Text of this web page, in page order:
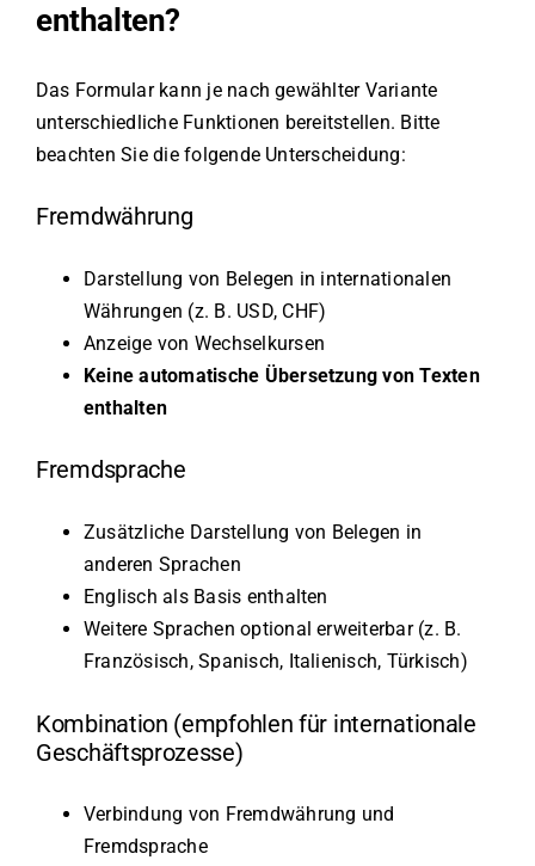
enthalten?
Das Formular kann je nach gewählter Variante
unterschiedliche Funktionen bereitstellen. Bitte
beachten Sie die folgende Unterscheidung:
Fremdwährung
Darstellung von Belegen in internationalen
Währungen (z. B. USD, CHF)
Anzeige von Wechselkursen
Keine automatische Übersetzung von Texten
enthalten
Fremdsprache
Zusätzliche Darstellung von Belegen in
anderen Sprachen
Englisch als Basis enthalten
Weitere Sprachen optional erweiterbar (z. B.
Französisch, Spanisch, Italienisch, Türkisch)
Kombination (empfohlen für internationale
Geschäftsprozesse)
Verbindung von Fremdwährung und
Fremdsprache